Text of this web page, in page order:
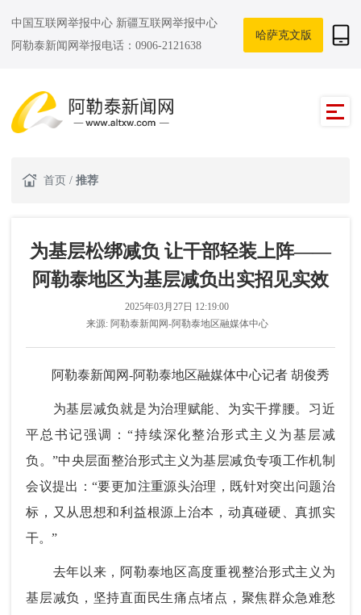
中国互联网举报中心 新疆互联网举报中心
阿勒泰新闻网举报电话：0906-2121638
哈萨克文版
首页 / 推荐
为基层松绑减负 让干部轻装上阵——
阿勒泰地区为基层减负出实招见实效
2025年03月27日 12:19:00
来源: 阿勒泰新闻网-阿勒泰地区融媒体中心
阿勒泰新闻网-阿勒泰地区融媒体中心记者 胡俊秀
为基层减负就是为治理赋能、为实干撑腰。习近
平总书记强调：“持续深化整治形式主义为基层减
负。”中央层面整治形式主义为基层减负专项工作机制
会议提出：“要更加注重源头治理，既针对突出问题治
标，又从思想和利益根源上治本，动真碰硬、真抓实
干。”
去年以来，阿勒泰地区高度重视整治形式主义为
基层减负，坚持直面民生痛点堵点，聚焦群众急难愁